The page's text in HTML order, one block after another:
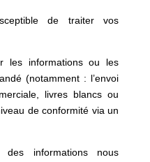
de traiter vos
les informations ou les
(notamment : l’envoi
livres blancs ou
de conformité via un
informations nous